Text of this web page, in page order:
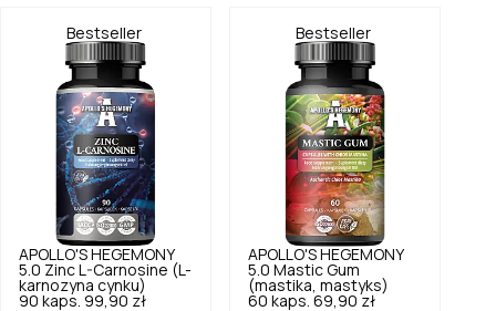
Bestseller
APOLLO'S HEGEMONY
5.0 Zinc L-Carnosine (L-
karnozyna cynku)
90 kaps. 99,90 zł
Bestseller
APOLLO'S HEGEMONY
5.0 Mastic Gum
(mastika, mastyks)
60 kaps. 69,90 zł